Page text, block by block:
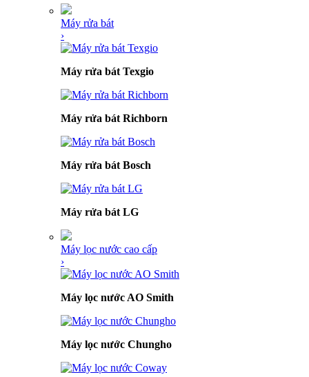
Máy rửa bát
›
Máy rửa bát Texgio
Máy rửa bát Richborn
Máy rửa bát Bosch
Máy rửa bát LG
Máy lọc nước cao cấp
›
Máy lọc nước AO Smith
Máy lọc nước Chungho